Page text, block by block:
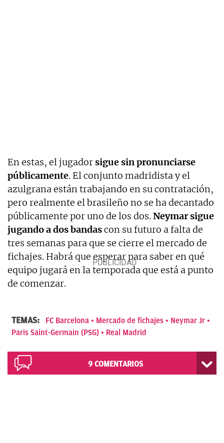
En estas, el jugadorsigue sin pronunciarse
públicamente. El conjunto madridista y el
azulgrana están trabajando en su contratación,
pero realmente el brasileño no se ha decantado
públicamente por uno de los dos.Neymar sigue
jugando a dos bandascon su futuro a falta de
tres semanas para que se cierre el mercado de
fichajes. Habrá que esperar para saber en qué
equipo jugará en la temporada que está a punto
de comenzar.
TEMAS: FC Barcelona Mercado de fichajes
Neymar Jr
Paris Saint-Germain (PSG)
Real Madrid
9 COMENTARIOS